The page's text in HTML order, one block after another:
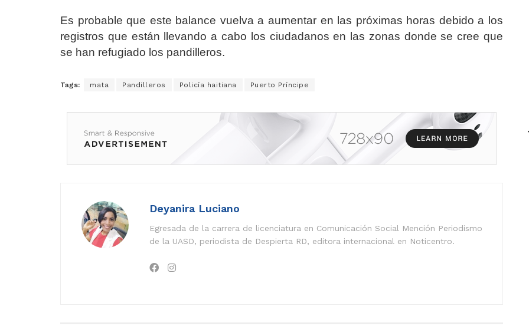
Es probable que este balance vuelva a aumentar en las próximas horas debido a los
registros que están llevando a cabo los ciudadanos en las zonas donde se cree que
se han refugiado los pandilleros.
Tags: mata Pandilleros Policía haitiana Puerto Príncipe
Deyanira Luciano
Egresada de la carrera de licenciatura en Comunicación Social Mención Periodismo
de la UASD, periodista de Despierta RD, editora internacional en Noticentro.